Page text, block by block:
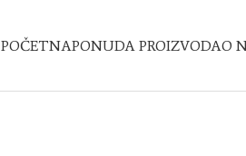
POČETNAPONUDA PROIZVODAO